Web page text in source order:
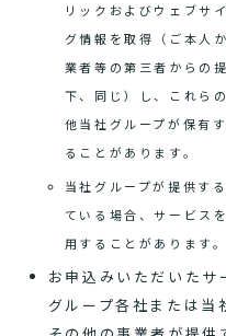
リックおよびウェブサ
グ情報を取得（ご本人
業者等の第三者からの
下、同じ）し、これら
他当社グループが保有
ることがあります。
当社グループが提供す
ている場合、サービス
用することがあります。
お申込みいただいた
グループ各社または当